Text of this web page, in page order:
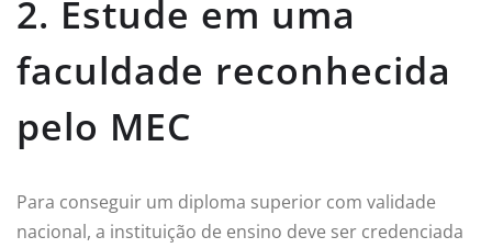
2. Estude em uma
faculdade reconhecida
pelo MEC
Para conseguir um diploma superior com validade
nacional, a instituição de ensino deve ser credenciada